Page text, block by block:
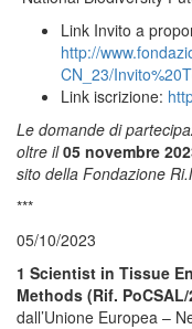
Link Invito a
http://
CN_23/
Link iscrizione:
Le domande di
oltre il05 novembre
sito della Fondazione
***
05/10/2023
1 Scientist in Tissue
Methods (Rif. PoCSAL/
dall’Unione Europea –